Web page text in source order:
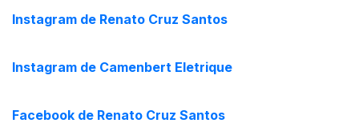
Instagram de Renato Cruz Santos
Instagram de Camenbert Eletrique
Facebook de Renato Cruz Santos